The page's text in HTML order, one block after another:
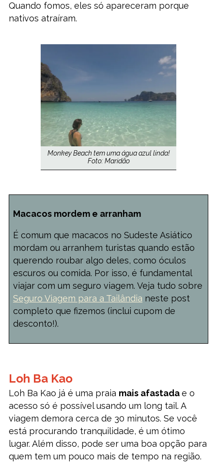
Quando fomos, eles só apareceram porque
nativos atraíram.
Monkey Beach tem uma água azul linda!
Foto: Maridão
Macacos mordem e arranham
É comum que macacos no Sudeste Asiático
mordam ou arranhem turistas quando estão
querendo roubar algo deles, como óculos
escuros ou comida. Por isso, é fundamental
viajar com um seguro viagem. Veja tudo sobre
Seguro Viagem para a Tailândia neste post
completo que fizemos (inclui cupom de
desconto!).
Loh Ba Kao
Loh Ba Kao já é uma praia mais afastadae o
acesso só é possível usando um long tail. A
viagem demora cerca de 30 minutos. Se você
está procurando tranquilidade, é um ótimo
lugar. Além disso, pode ser uma boa opção para
quem tem um pouco mais de tempo na região.